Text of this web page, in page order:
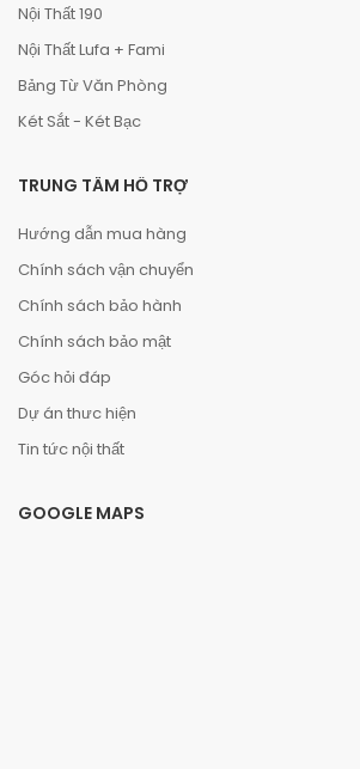
Nội Thất 190
Nội Thất Lufa + Fami
Bảng Từ Văn Phòng
Két Sắt - Két Bạc
TRUNG TÂM HỖ TRỢ
Hướng dẫn mua hàng
Chính sách vận chuyển
Chính sách bảo hành
Chính sách bảo mật
Góc hỏi đáp
Dự án thưc hiện
Tin tức nội thất
GOOGLE MAPS